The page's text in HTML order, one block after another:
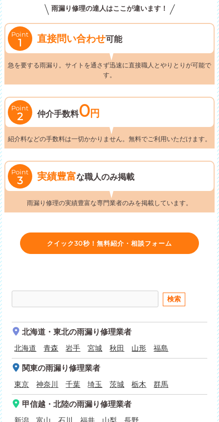
雨漏り修理の達人はここが違います！
Point
1 直接問い合わせ可能
急を要する雨漏り。サイトを通さず迅速に直接職人とやりとりが可能で
す。
Point
2 仲介手数料0円
紹介料などの手数料は一切かかりません。無料でご利用いただけます。
Point
3 実績豊富な職人のみ掲載
雨漏り修理の実績豊富な専門業者のみを掲載しています。
クイック30秒！無料紹介・相談フォーム
北海道・東北の雨漏り修理業者
北海道
青森 岩手 宮城 秋田 山形 福島
関東の雨漏り修理業者
東京
神奈川 千葉 埼玉 茨城 栃木 群馬
甲信越・北陸の雨漏り修理業者